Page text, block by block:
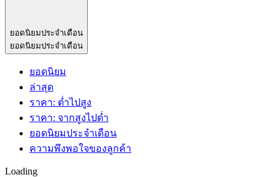
ยอดนิยมประจำเดือน
ยอดนิยมประจำเดือน
ยอดนิยม
ล่าสุด
ราคา: ต่ำไปสูง
ราคา: จากสูงไปต่ำ
ยอดนิยมประจำเดือน
ความพึงพอใจของลูกค้า
Loading